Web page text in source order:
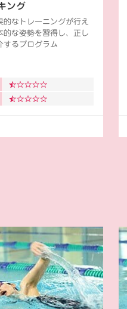
ング
的なトレーニングが行え
的な姿勢を習得し、正し
するプログラム